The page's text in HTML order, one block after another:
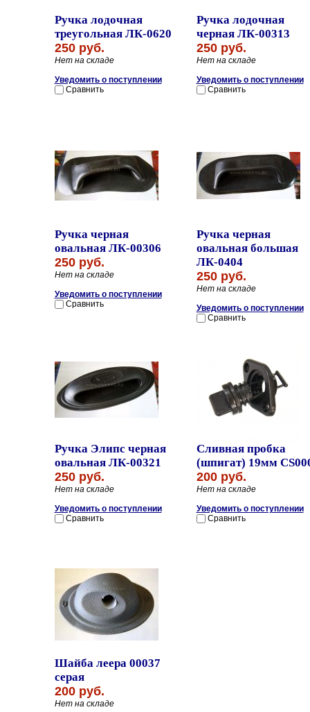
Ручка лодочная
треугольная ЛК-0620
250 руб.
Нет на складе
Уведомить о поступлении
Сравнить
Ручка лодочная
черная ЛК-00313
250 руб.
Нет на складе
Уведомить о поступлении
Сравнить
Ручка черная
овальная ЛК-00306
250 руб.
Нет на складе
Уведомить о поступлении
Сравнить
Ручка черная
овальная большая
ЛК-0404
250 руб.
Нет на складе
Уведомить о поступлении
Сравнить
Ручка Элипс черная
овальная ЛК-00321
250 руб.
Нет на складе
Уведомить о поступлении
Сравнить
Сливная пробка
(шпигат) 19мм
200 руб.
Нет на складе
Уведомить о поступлении
Сравнить
Шайба леера 00037
серая
200 руб.
Нет на складе